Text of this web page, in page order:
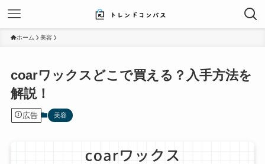
ホーム 美容
coarワックスどこで買える？入手方法を
解説！
広告 美容